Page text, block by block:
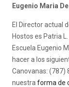
Eugenio Maria
El Director actual
Hostos es Patria
Escuela Eugenio
hacer a los
Canovanas: (787)
nuestra forma de